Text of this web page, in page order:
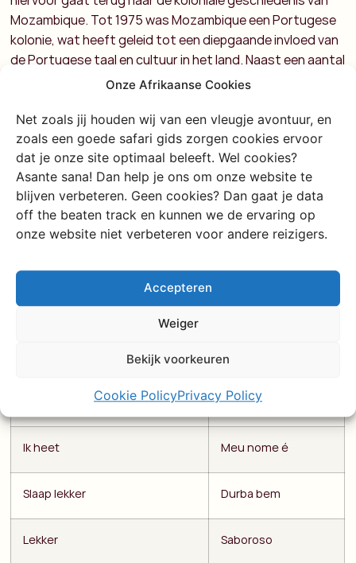
Onze Afrikaanse Cookies
Net zoals jij houden wij van een vleugje avontuur, en
zoals een goede safari gids zorgen cookies ervoor
dat je onze site optimaal beleeft. Wel cookies?
Asante sana! Dan help je ons om onze website te
blijven verbeteren. Geen cookies? Dan gaat je data
off the beaten track en kunnen we de ervaring op
onze website niet verbeteren voor andere reizigers.
Accepteren
Weiger
Bekijk voorkeuren
Cookie PolicyPrivacy Policy
Mozambique. Tot 1975 was Mozambique een Portugese
kolonie, wat heeft geleid tot een diepgaande invloed van
de Portugese taal en cultuur in het land. Naast een aantal
lokale talen spreekt het grootste gedeelte van het land
een aantal Portugese woorden, zodat jij je enigszins kunt
aanpassen aan de locals. Leer gemakkelijk de basics
Nederlands/Vlaams Portugees
Hallo Óla
Hoe gaat het? Como esta
Bom
Obrigado
Ik heet Meu nome é
Slaap lekker Durba bem
Lekker Saboroso